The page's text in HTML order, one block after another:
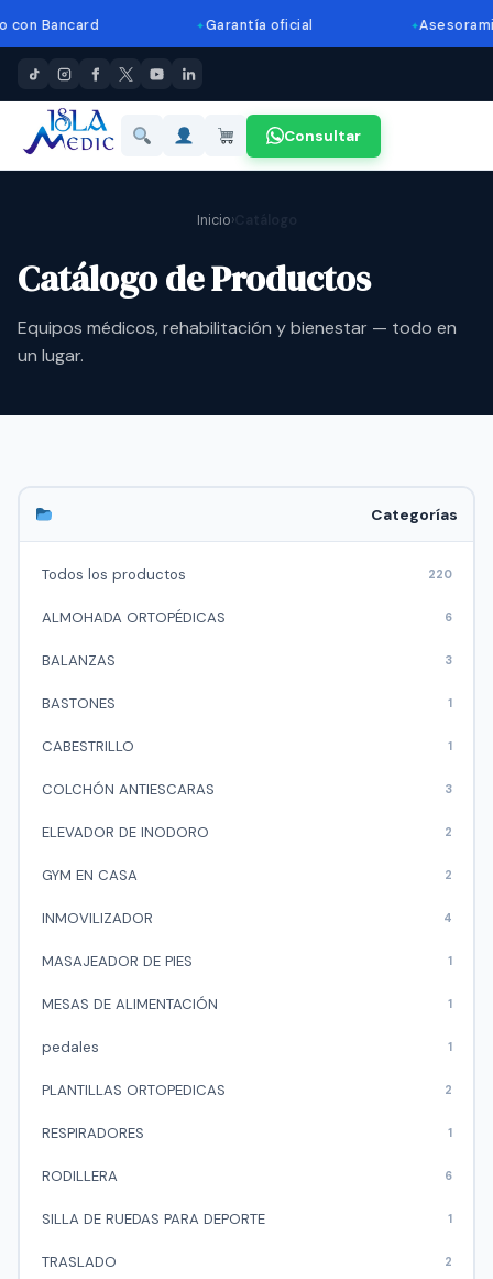
Garantía oficial Asesoramiento
Consultar
Inicio›Catálogo
Catálogo de Productos
Equipos médicos, rehabilitación y bienestar — todo en
un lugar.
Categorías
Todos los productos 220
ALMOHADA ORTOPÉDICAS 6
BALANZAS 3
BASTONES 1
CABESTRILLO 1
COLCHÓN ANTIESCARAS 3
ELEVADOR DE INODORO 2
GYM EN CASA 2
INMOVILIZADOR 4
MASAJEADOR DE PIES 1
MESAS DE ALIMENTACIÓN 1
pedales 1
PLANTILLAS ORTOPEDICAS 2
RESPIRADORES 1
RODILLERA 6
SILLA DE RUEDAS PARA DEPORTE 1
TRASLADO 2